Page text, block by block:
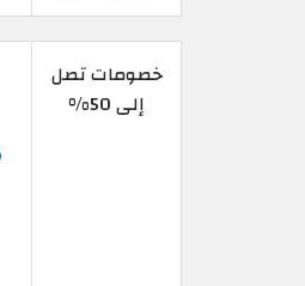
خصومات تصل
إلى 50%